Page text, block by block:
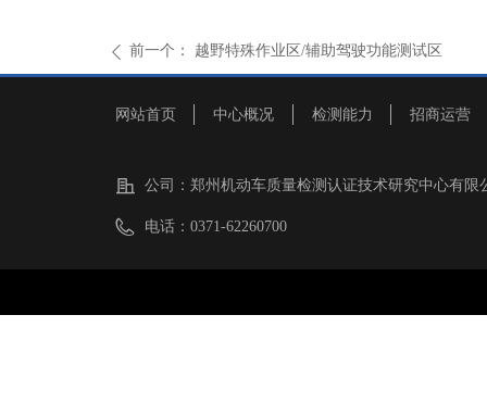
ꄴ 前一个： 越野特殊作业区/辅助驾驶功能测试区
网站首页 中心概况 检测能力 招商运营
公司： 郑州机动车质量检测认证技术研究中心有限
电话： 0371-62260700